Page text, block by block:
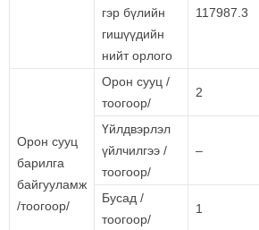
гэр бүлийн
гишүүдийн
нийт орлого
117987.3
Орон сууц
барилга
байгууламж
/тоогоор/
Орон сууц /
тоогоор/
2
Үйлдвэрлэл
үйлчилгээ /
тоогоор/
–
Бусад /
тоогоор/
1